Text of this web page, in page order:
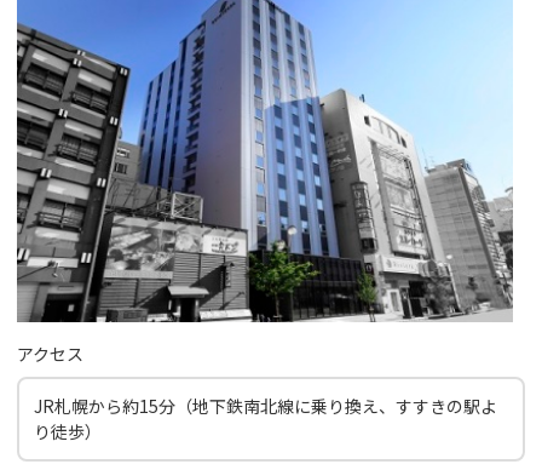
アクセス
JR札幌から約15分（地下鉄南北線に乗り換え、すすきの駅よ
り徒歩）